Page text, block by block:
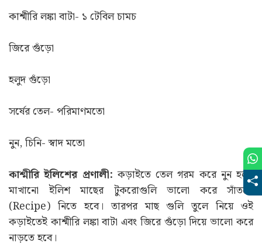
কাশ্মীরি লঙ্কা বাটা- ১ টেবিল চামচ
জিরে গুঁড়ো
হলুদ গুঁড়ো
সর্ষের তেল- পরিমাণমতো
নুন, চিনি- স্বাদ মতো
কাশ্মীরি ইলিশের প্রণালী: কড়াইতে তেল গরম করে নুন হলুদ
মাখানো ইলিশ মাছের টুকরোগুলি ভালো করে সাঁতলে
(Recipe) নিতে হবে। তারপর মাছ গুলি তুলে নিয়ে ওই
কড়াইতেই কাশ্মীরি লঙ্কা বাটা এবং জিরে গুঁড়ো দিয়ে ভালো করে
নাড়তে হবে।